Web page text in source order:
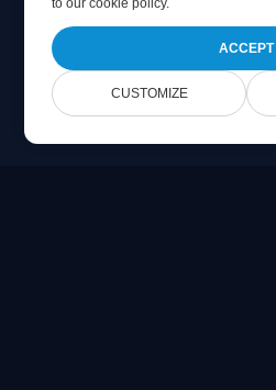
toour cookie policy.
ACCEPT
CUSTOMIZE